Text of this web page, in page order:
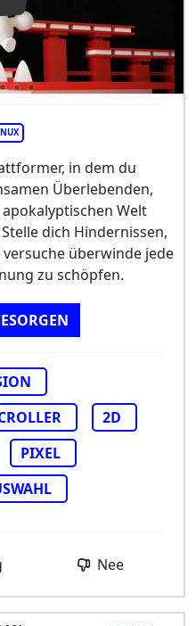
Play Video: LOVE 3
in dem du
Überlebenden,
Welt
dich Hindernissen,
überwinde jede
zu schöpfen.
2D
PIXEL
Nee